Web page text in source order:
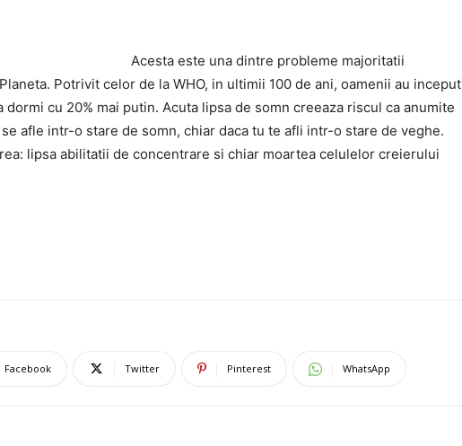
Acesta este una dintre probleme majoritatii
Potrivit celor de la WHO, in ultimii 100 de ani, oamenii au inceput
cu 20% mai putin. Acuta lipsa de somn creeaza riscul ca anumite
afle intr-o stare de somn, chiar daca tu te afli intr-o stare de veghe.
lipsa abilitatii de concentrare si chiar moartea celulelor creierului
Facebook Twitter Pinterest WhatsApp